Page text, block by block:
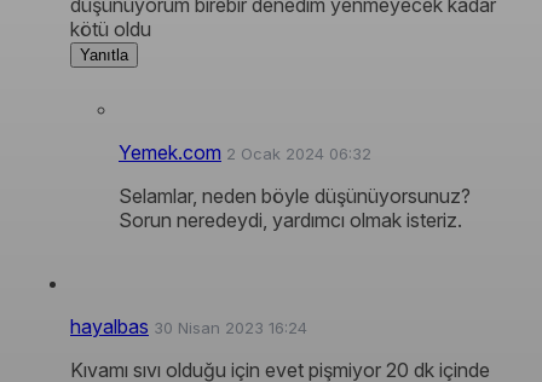
kötü oldu
Yanıtla
Yemek.com 2 Ocak 2024 06:32
Selamlar, neden böyle düşünüyorsunuz?
Sorun neredeydi, yardımcı olmak isteriz.
hayalbas 30 Nisan 2023 16:24
Kıvamı sıvı olduğu için evet pişmiyor 20 dk içinde